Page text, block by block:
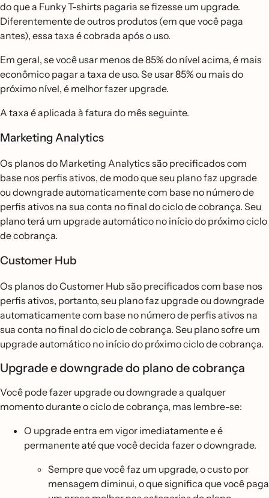
do que a Funky T-shirts pagaria se fizesse um upgrade.
Diferentemente de outros produtos (em que você paga
antes), essa taxa é cobrada após o uso.
Em geral, se você usar menos de 85% do nível acima, é mais
econômico pagar a taxa de uso. Se usar 85% ou mais do
próximo nível, é melhor fazer upgrade.
A taxa é aplicada à fatura do mês seguinte.
Marketing Analytics
Os planos do Marketing Analytics são precificados com
base nos perfis ativos, de modo que seu plano faz upgrade
ou downgrade automaticamente com base no número de
perfis ativos na sua conta no final do ciclo de cobrança. Seu
plano terá um upgrade automático no início do próximo ciclo
de cobrança.
Customer Hub
Os planos do Customer Hub são precificados com base nos
perfis ativos, portanto, seu plano faz upgrade ou downgrade
automaticamente com base no número de perfis ativos na
sua conta no final do ciclo de cobrança. Seu plano sofre um
upgrade automático no início do próximo ciclo de cobrança.
Upgrade e downgrade do plano de cobrança
Você pode fazer upgrade ou downgrade a qualquer
momento durante o ciclo de cobrança, mas lembre-se:
O upgrade entra em vigor imediatamente e é
permanente até que você decida fazer o downgrade.
Sempre que você faz um upgrade, o custo por
mensagem diminui, o que significa que você paga